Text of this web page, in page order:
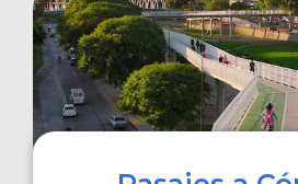
COMPRAR